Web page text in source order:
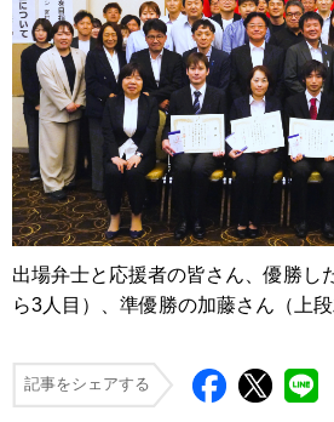
出場弁士と応援者の皆さん、優勝し
ら3人目）、準優勝の加藤さん（上段
記事をシェアする